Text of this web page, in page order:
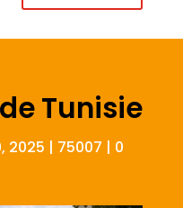
Tunisie
2025 | 75007 | 0